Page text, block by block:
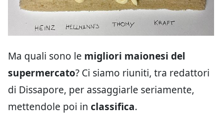
Ma quali sono le migliori maionesi del
supermercato? Ci siamo riuniti, tra redattori
di Dissapore, per assaggiarle seriamente,
mettendole poi in classifica.